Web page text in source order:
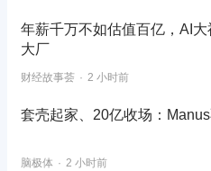
年薪千万不如估值百亿，AI大
大厂
财经故事荟 2 小时前
套壳起家、20亿收场：
脑极体 2 小时前